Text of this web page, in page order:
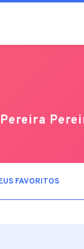
ATIVO)
FAVORITOS